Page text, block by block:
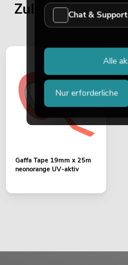
Zuletzt
Gaffa Tape 19mm x 25m
neonorange UV-aktiv
Chat & Support
Nur erforderliche
Alle